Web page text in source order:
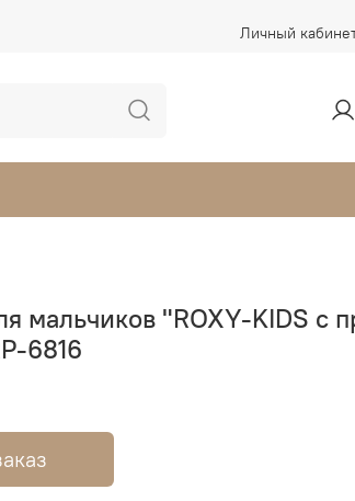
Личный
мальчиков "ROXY-KIDS с
6816